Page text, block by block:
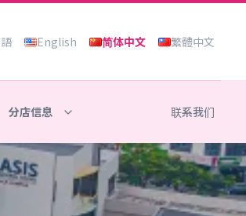
English 简体中文 繁體中文
分店信息 联系我们